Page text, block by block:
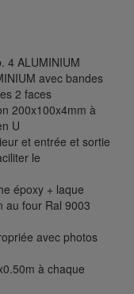
4 ALUMINIUM
avec bandes
2 faces
200x100x4mm à
U
et entrée et sortie
le
époxy + laque
au four Ral 9003
avec photos
à chaque